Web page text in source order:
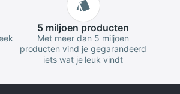
5 miljoen producten
Met meer dan 5 miljoen
producten vind je gegarandeerd
iets wat je leuk vindt